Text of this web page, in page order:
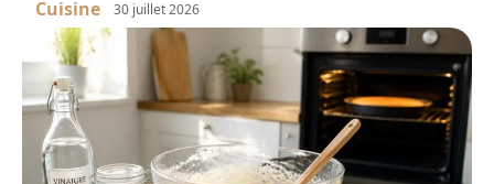
Cuisine 30 juillet 2026